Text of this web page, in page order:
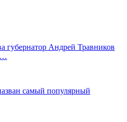
губернатор Андрей Травников
самый популярный